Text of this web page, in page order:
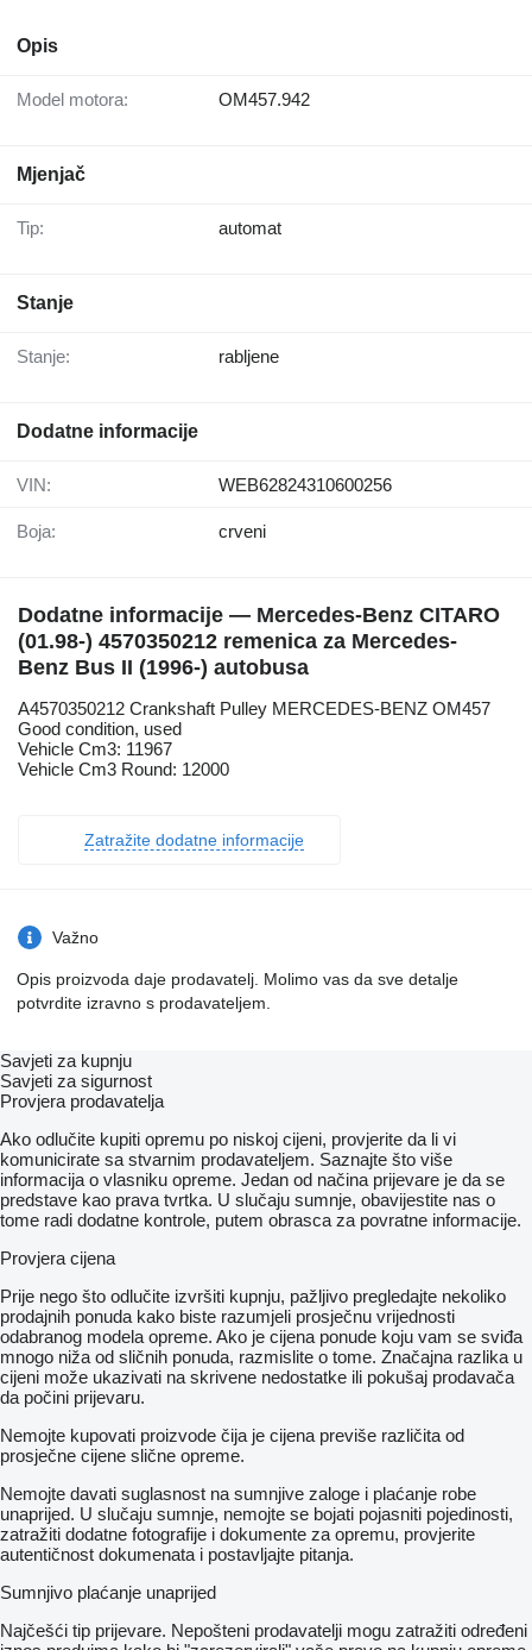
Opis
Model motora: OM457.942
Mjenjač
Tip: automat
Stanje
Stanje: rabljene
Dodatne informacije
VIN: WEB62824310600256
Boja: crveni
Dodatne informacije — Mercedes-Benz CITARO
(01.98-) 4570350212 remenica za Mercedes-
Benz Bus II (1996-) autobusa
A4570350212 Crankshaft Pulley MERCEDES-BENZ OM457
Good condition, used
Vehicle Cm3: 11967
Vehicle Cm3 Round: 12000
Zatražite dodatne informacije
Važno
Opis proizvoda daje prodavatelj. Molimo vas da sve detalje
potvrdite izravno s prodavateljem.
Savjeti za kupnju
Savjeti za sigurnost
Provjera prodavatelja
Ako odlučite kupiti opremu po niskoj cijeni, provjerite da li vi
komunicirate sa stvarnim prodavateljem. Saznajte što više
informacija o vlasniku opreme. Jedan od načina prijevare je da se
predstave kao prava tvrtka. U slučaju sumnje, obavijestite nas o
tome radi dodatne kontrole, putem obrasca za povratne informacije.
Provjera cijena
Prije nego što odlučite izvršiti kupnju, pažljivo pregledajte nekoliko
prodajnih ponuda kako biste razumjeli prosječnu vrijednosti
odabranog modela opreme. Ako je cijena ponude koju vam se sviđa
mnogo niža od sličnih ponuda, razmislite o tome. Značajna razlika u
cijeni može ukazivati ​​na skrivene nedostatke ili pokušaj prodavača
da počini prijevaru.
Nemojte kupovati proizvode čija je cijena previše različita od
prosječne cijene slične opreme.
Nemojte davati suglasnost na sumnjive zaloge i plaćanje robe
unaprijed. U slučaju sumnje, nemojte se bojati pojasniti pojedinosti,
zatražiti dodatne fotografije i dokumente za opremu, provjerite
autentičnost dokumenata i postavljajte pitanja.
Sumnjivo plaćanje unaprijed
Najčešći tip prijevare. Nepošteni prodavatelji mogu zatražiti određeni